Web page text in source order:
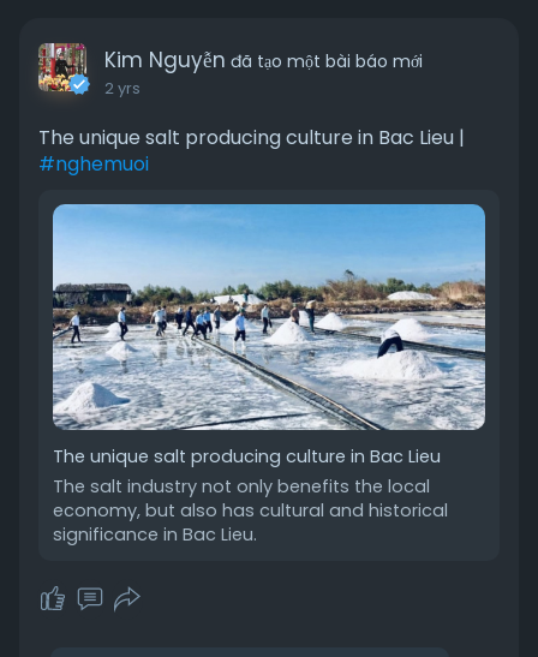
Kim Nguyễn đã tạo một bài báo mới
2 yrs
The unique salt producing culture in Bac Lieu |
#nghemuoi
The unique salt producing culture in Bac Lieu
The salt industry not only benefits the local
economy, but also has cultural and historical
significance in Bac Lieu.